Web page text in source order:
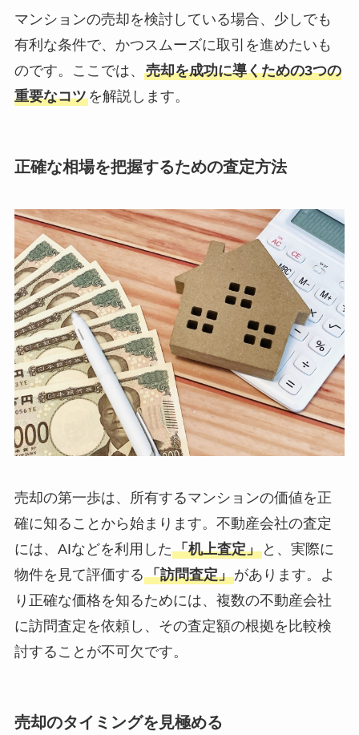
マンションの売却を検討している場合、少しでも
有利な条件で、かつスムーズに取引を進めたいも
のです。ここでは、 売却を成功に導くための3つの
重要なコツを解説します。
正確な相場を把握するための査定方法
売却の第一歩は、所有するマンションの価値を正
確に知ることから始まります。不動産会社の査定
には、AIなどを利用した「机上査定」と、実際に
物件を見て評価する「訪問査定」があります。よ
り正確な価格を知るためには、複数の不動産会社
に訪問査定を依頼し、その査定額の根拠を比較検
討することが不可欠です。
売却のタイミングを見極める